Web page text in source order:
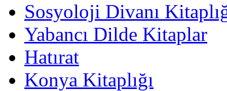
Sosyoloji Divanı
Yabancı Dilde Kitaplar
Hatırat
Konya Kitaplığı